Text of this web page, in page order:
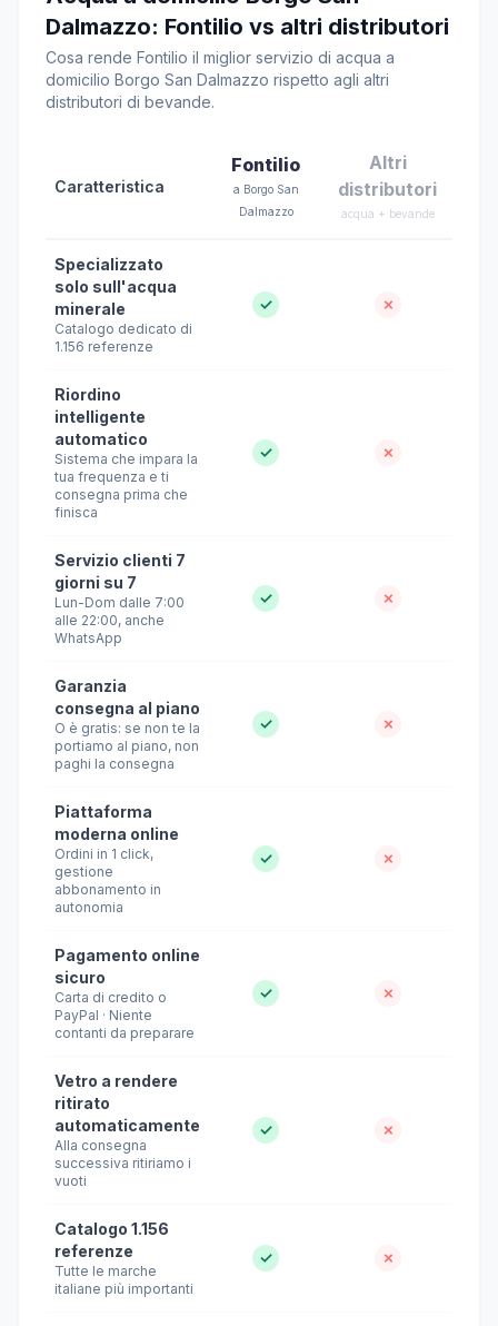
Dalmazzo: Fontilio vs altri distributori
Cosa rende Fontilio il miglior servizio di acqua a
domicilio Borgo San Dalmazzo rispetto agli altri
distributori di bevande.
Caratteristica
Fontilio
a Borgo San
Dalmazzo
Altri
distributori
acqua + bevande
Specializzato
solo sull'acqua
minerale
Catalogo dedicato di
1.156 referenze
✓ ✗
Riordino
intelligente
automatico
Sistema che impara la
tua frequenza e ti
consegna prima che
finisca
✓ ✗
Servizio clienti 7
giorni su 7
Lun-Dom dalle 7:00
alle 22:00, anche
WhatsApp
✓ ✗
Garanzia
consegna al piano
O è gratis: se non te la
portiamo al piano, non
paghi la consegna
✓ ✗
Piattaforma
moderna online
Ordini in 1 click,
gestione
abbonamento in
autonomia
✓ ✗
Pagamento online
sicuro
Carta di credito o
PayPal · Niente
contanti da preparare
✓ ✗
Vetro a rendere
ritirato
automaticamente
Alla consegna
successiva ritiriamo i
vuoti
✓ ✗
Catalogo 1.156
referenze
Tutte le marche
italiane più importanti
✓ ✗